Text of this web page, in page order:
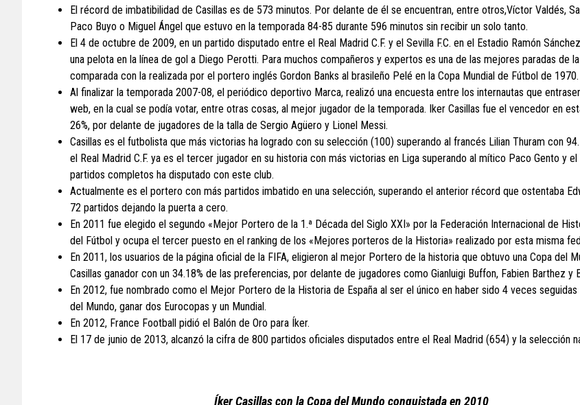
El récord de imbatibilidad de Casillas es de 573 minutos. Por delante de él se encuentran, entre otros,Víctor Valdés,
Paco Buyo o Miguel Ángel que estuvo en la temporada 84-85 durante 596 minutos sin recibir un solo tanto.
El 4 de octubre de 2009, en un partido disputado entre el Real Madrid C.F. y el Sevilla F.C. en el Estadio Ramón
una pelota en la línea de gol a Diego Perotti. Para muchos compañeros y expertos es una de las mejores paradas de
comparada con la realizada por el portero inglés Gordon Banks al brasileño Pelé en la Copa Mundial de Fútbol de 1970.
Al finalizar la temporada 2007-08, el periódico deportivo Marca, realizó una encuesta entre los internautas que
web, en la cual se podía votar, entre otras cosas, al mejor jugador de la temporada. Iker Casillas fue el vencedor en
26%, por delante de jugadores de la talla de Sergio Agüero y Lionel Messi.
Casillas es el futbolista que más victorias ha logrado con su selección (100) superando al francés Lilian Thuram con
el Real Madrid C.F. ya es el tercer jugador en su historia con más victorias en Liga superando al mítico Paco Gento y
partidos completos ha disputado con este club.
Actualmente es el portero con más partidos imbatido en una selección, superando el anterior récord que ostentaba
72 partidos dejando la puerta a cero.
En 2011 fue elegido el segundo «Mejor Portero de la 1.ª Década del Siglo XXI» por la Federación Internacional de
del Fútbol y ocupa el tercer puesto en el ranking de los «Mejores porteros de la Historia» realizado por esta misma
En 2011, los usuarios de la página oficial de la FIFA, eligieron al mejor Portero de la historia que obtuvo una Copa del
Casillas ganador con un 34.18% de las preferencias, por delante de jugadores como Gianluigi Buffon, Fabien Barthez y
En 2012, fue nombrado como el Mejor Portero de la Historia de España al ser el único en haber sido 4 veces
del Mundo, ganar dos Eurocopas y un Mundial.
En 2012, France Football pidió el Balón de Oro para Íker.
El 17 de junio de 2013, alcanzó la cifra de 800 partidos oficiales disputados entre el Real Madrid (654) y la selección
Íker Casillas con la Copa del Mundo conquistada en 2010